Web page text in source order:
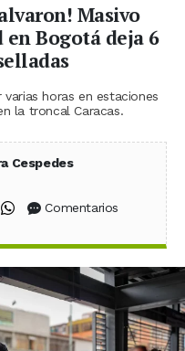
Masivo
Bogotá deja 6
horas en estaciones
la troncal Caracas.
Cespedes
en Facebook
en X (Twitter)
Compartir en WhatsApp
Comentarios